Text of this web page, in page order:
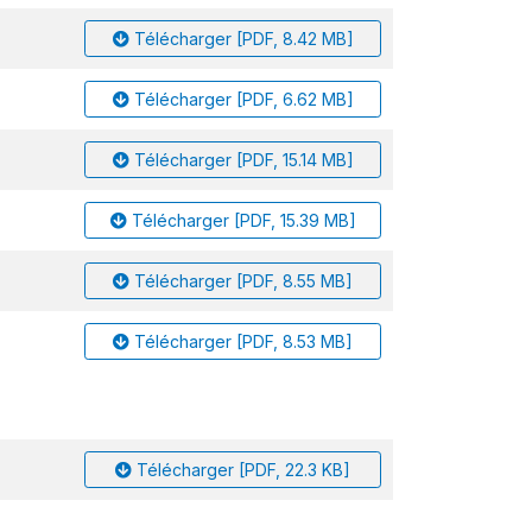
Télécharger [PDF, 8.42 MB]
Télécharger [PDF, 6.62 MB]
Télécharger [PDF, 15.14 MB]
Télécharger [PDF, 15.39 MB]
Télécharger [PDF, 8.55 MB]
Télécharger [PDF, 8.53 MB]
Télécharger [PDF, 22.3 KB]